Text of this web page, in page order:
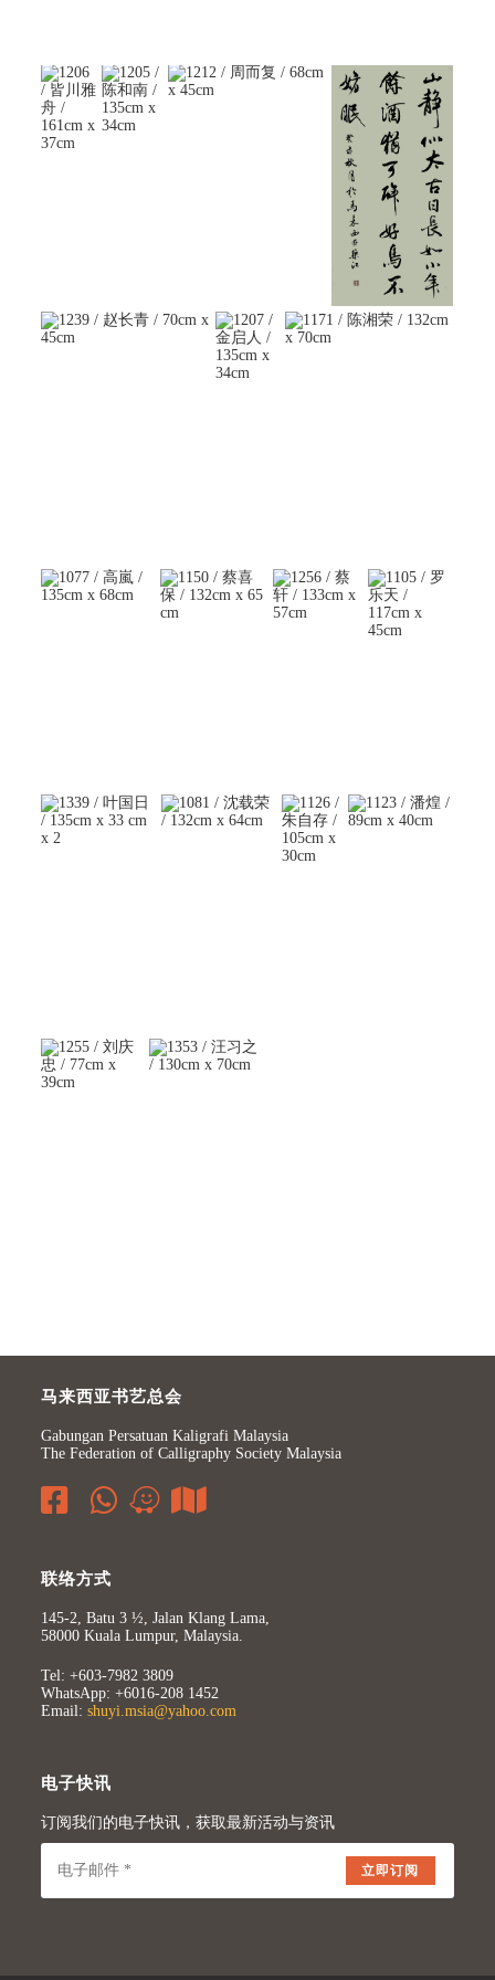
马来西亚书艺总会
Gabungan Persatuan Kaligrafi Malaysia
The Federation of Calligraphy Society Malaysia
联络方式
145-2, Batu 3 ½, Jalan Klang Lama,
58000 Kuala Lumpur, Malaysia.
Tel: +603-7982 3809
WhatsApp: +6016-208 1452
Email:shuyi.msia@yahoo.com
电子快讯
订阅我们的电子快讯，获取最新活动与资讯
立即订阅